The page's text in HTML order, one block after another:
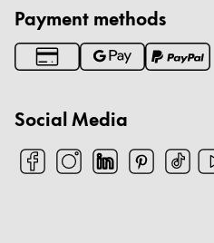
Payment methods
Social Media